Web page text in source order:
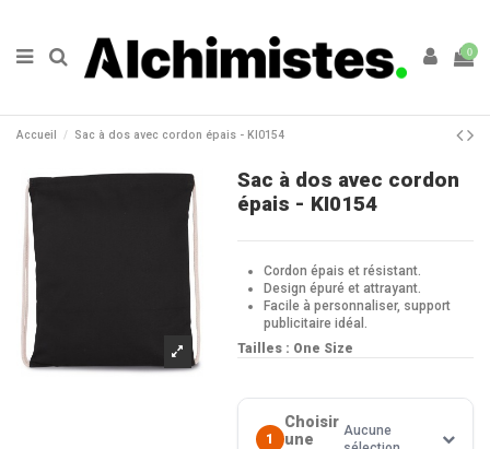
0
Accueil Sac à dos avec cordon épais - KI0154
Sac à dos avec cordon
épais - KI0154
Cordon épais et résistant.
Design épuré et attrayant.
Facile à personnaliser, support
publicitaire idéal.
Tailles : One Size
1
Choisir
une
Aucune